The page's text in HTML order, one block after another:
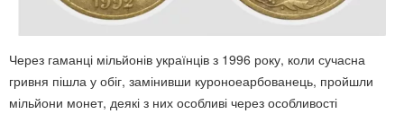
Через гаманці мільйонів українців з 1996 року, коли сучасна
гривня пішла у обіг, замінивши куроноеарбованець, пройшли
мільйони монет, деякі з них особливі через особливості